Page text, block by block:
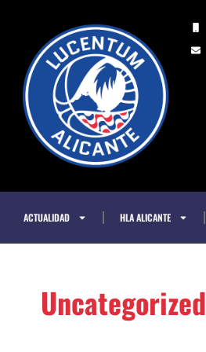
contenido
ACTUALIDAD HLA ALICANTE
Uncategorized